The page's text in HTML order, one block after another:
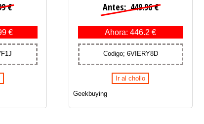
€
€
Antes: 449.96 €
Ahora: 446.2 €
Codigo; 6VIERY8D
Ir al chollo
Geekbuying